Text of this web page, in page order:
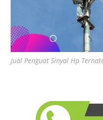
Jual Penguat Sinyal Hp